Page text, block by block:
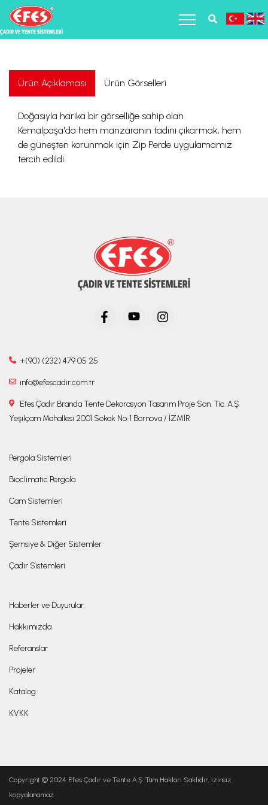
Ürün Açıklaması Ürün Görselleri
Doğasıyla harika bir görselliğe sahip olan
Kemalpaşa'da hem manzaranın tadını çıkarmak, hem
de güneşten korunmak için Zip Perde uygulamamız
tercih edildi.
+(90) (232) 479 05 25
info@efescadir.com.tr
Efes Çadır Branda Tente Dekorasyon Tasarım Proje San. Tic. A.Ş.
Yeşilçam Mahallesi 2001 Sokak No: 1 Bornova / İZMİR
Pergola Sistemleri
Bioclimatic Pergola
Cam Sistemleri
Tente Sistemleri
Şemsiye & Diğer Sistemler
Çadır Sistemleri
Haberler ve Duyurular
Hakkımızda
Referanslar
Projeler
Katalog
KVKK
Copyright © 2024 Efes Çadır ve Tente A.Ş. Tüm Hakları Saklıdır, izinsiz
kopyalanamaz.